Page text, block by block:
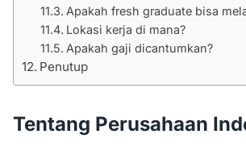
Apakah fresh graduate bisa
Lokasi kerja di mana?
Apakah gaji dicantumkan?
Penutup
Tentang Perusahaan